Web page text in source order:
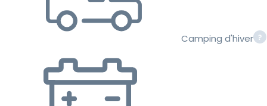
Camping d'hiver